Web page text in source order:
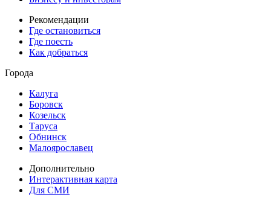
Рекомендации
Где остановиться
Где поесть
Как добраться
Города
Калуга
Боровск
Козельск
Таруса
Обнинск
Малоярославец
Дополнительно
Интерактивная карта
Для СМИ